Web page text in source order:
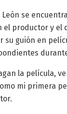
se
el productor y el
su guión en
la película,
mi primera